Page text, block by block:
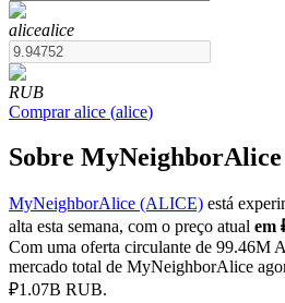
Futuros COIN-M
Futuros de criptomoeda
alicealice
RUB
Comprar alice (alice)
Sobre MyNeighborAlice
MyNeighborAlice (ALICE) está
alta esta semana, com o preço atual em
Com uma oferta circulante de 99.46M
mercado total de MyNeighborAlice
₽1.07B RUB.